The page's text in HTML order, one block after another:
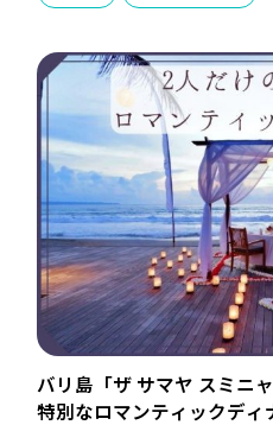
バリ島「ザ サマヤ スミニ
特別なロマンティックディ